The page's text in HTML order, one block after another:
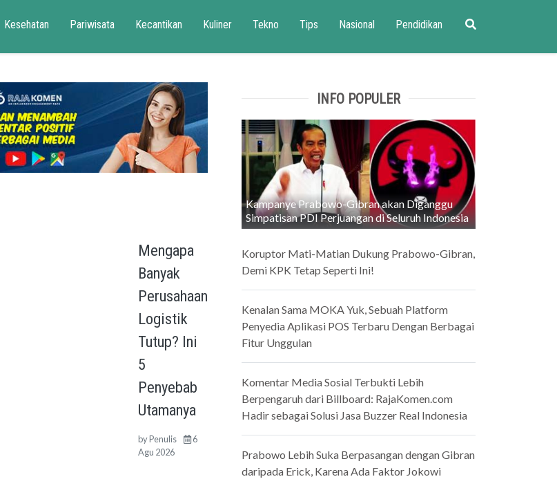
Kesehatan Pariwisata Kecantikan Kuliner Tekno Tips Nasional Pendidikan
Mengapa
Banyak
Perusahaan
Logistik
Tutup? Ini
5
Penyebab
Utamanya
byPenulis
6
Agu 2026
INFO POPULER
Kampanye Prabowo-Gibran akan Diganggu
Simpatisan PDI Perjuangan di Seluruh Indonesia
Koruptor Mati-Matian Dukung Prabowo-Gibran,
Demi KPK Tetap Seperti Ini!
Kenalan Sama MOKA Yuk, Sebuah Platform
Penyedia Aplikasi POS Terbaru Dengan Berbagai
Fitur Unggulan
Komentar Media Sosial Terbukti Lebih
Berpengaruh dari Billboard: RajaKomen.com
Hadir sebagai Solusi Jasa Buzzer Real Indonesia
Prabowo Lebih Suka Berpasangan dengan Gibran
daripada Erick, Karena Ada Faktor Jokowi